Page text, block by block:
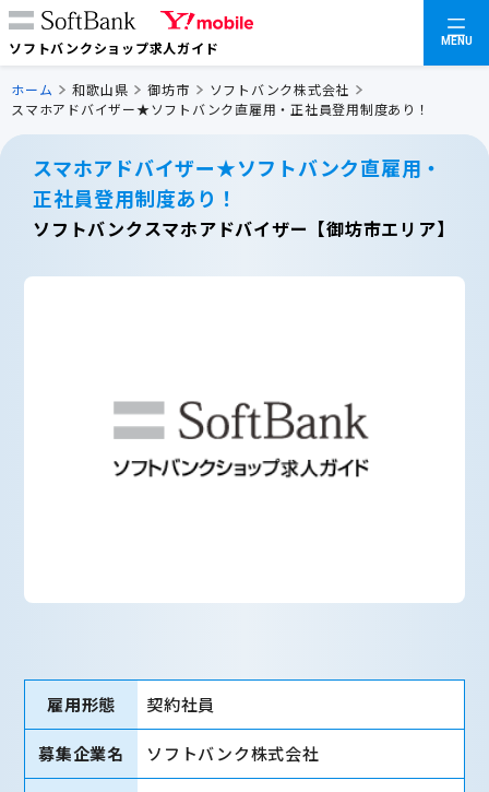
ソフトバンクショップ求人ガイド MENU
ホーム 和歌山県 御坊市
ソフトバンク株式会社
スマホアドバイザー★ソフトバンク直雇用・正社員登用制度あり！
スマホアドバイザー★ソフトバンク直雇用・
正社員登用制度あり！
ソフトバンクスマホアドバイザー【御坊市エリア】
雇用形態 契約社員
募集企業名 ソフトバンク株式会社